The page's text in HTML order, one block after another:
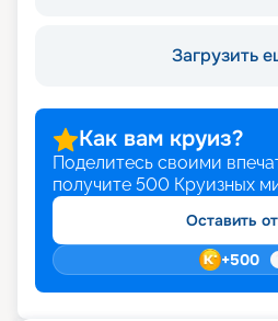
Загрузить
Как вам круиз?
Поделитесь своими
получите 500 Круизных
Оставить
+500